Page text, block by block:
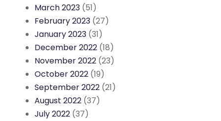
March 2023 (51)
February 2023 (27)
January 2023 (31)
December 2022 (18)
November 2022 (23)
October 2022 (19)
September 2022 (21)
August 2022 (37)
July 2022 (37)